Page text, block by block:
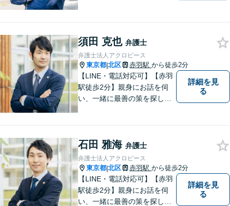
を伺い、相談予約をご案内。
「有利な条件で解決したい」
と強い要望がある方はご相談
ください。
須田 克也 弁護士
弁護士法人アクロピース
東京都|北区 赤羽駅 から徒歩2分
【LINE・電話対応可】【赤羽
駅徒歩2分】親身にお話を伺
い、一緒に最善の策を探しま
護をします。他士業との連携
あり【初回面談無料】
詳細を見
る
石田 雅海 弁護士
弁護士法人アクロピース
東京都|北区 赤羽駅 から徒歩2分
【LINE・電話対応可】【赤羽
駅徒歩2分】親身にお話を伺
い、一緒に最善の策を探しま
詳細を見
る